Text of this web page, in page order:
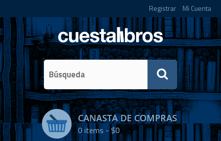
Registrar Mi Cuenta
CANASTA DE COMPRAS
0items -$0